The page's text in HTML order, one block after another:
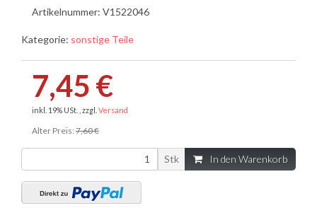
Artikelnummer: V1522046
Kategorie: sonstige Teile
7,45 €
inkl. 19% USt. , zzgl. Versand
Alter Preis: 7,60 €
Stk In den Warenkorb